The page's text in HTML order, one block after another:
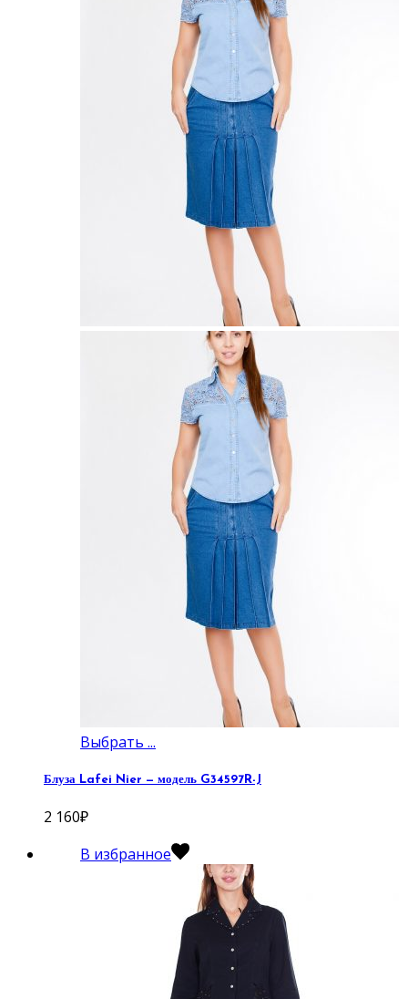
Выбрать ...
Блуза Lafei Nier — модель G34597R-J
2 160₽
В избранное